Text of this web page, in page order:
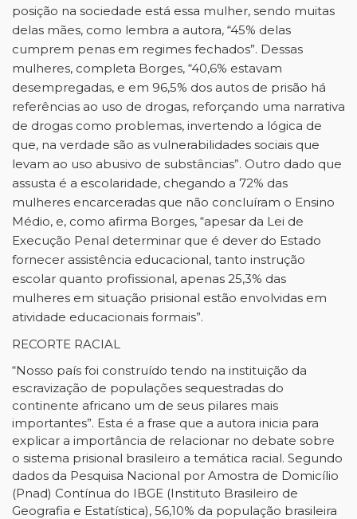
posição na sociedade está essa mulher, sendo muitas
delas mães, como lembra a autora, “45% delas
cumprem penas em regimes fechados”. Dessas
mulheres, completa Borges, “40,6% estavam
desempregadas, e em 96,5% dos autos de prisão há
referências ao uso de drogas, reforçando uma narrativa
de drogas como problemas, invertendo a lógica de
que, na verdade são as vulnerabilidades sociais que
levam ao uso abusivo de substâncias”. Outro dado que
assusta é a escolaridade, chegando a 72% das
mulheres encarceradas que não concluíram o Ensino
Médio, e, como afirma Borges, “apesar da Lei de
Execução Penal determinar que é dever do Estado
fornecer assistência educacional, tanto instrução
escolar quanto profissional, apenas 25,3% das
mulheres em situação prisional estão envolvidas em
atividade educacionais formais”.
RECORTE RACIAL
“Nosso país foi construído tendo na instituição da
escravização de populações sequestradas do
continente africano um de seus pilares mais
importantes”. Esta é a frase que a autora inicia para
explicar a importância de relacionar no debate sobre
o sistema prisional brasileiro a temática racial. Segundo
dados da Pesquisa Nacional por Amostra de Domicílio
(Pnad) Contínua do IBGE (Instituto Brasileiro de
Geografia e Estatística), 56,10% da população brasileira